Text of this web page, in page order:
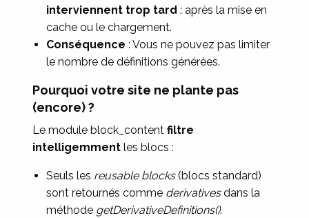
interviennent trop tard : après la mise en
cache ou le chargement.
Conséquence : Vous ne pouvez pas limiter
le nombre de définitions générées.
Pourquoi votre site ne plante pas
(encore) ?
Le module block_contentfiltre
intelligemment les blocs :
Seuls les reusable blocks(blocs standard)
sont retournés comme derivativesdans la
méthode getDerivativeDefinitions().